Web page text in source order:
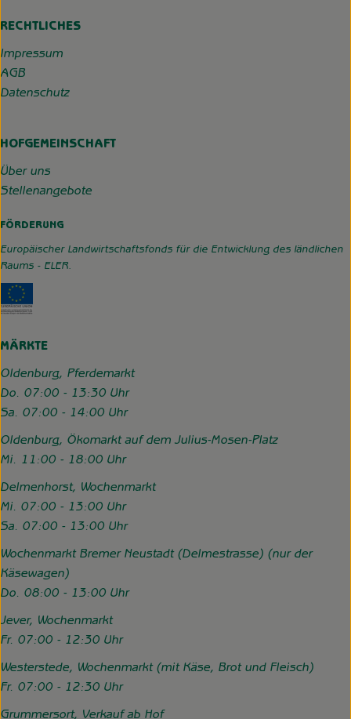
RECHTLICHES
Impressum
AGB
Datenschutz
HOFGEMEINSCHAFT
Über uns
Stellenangebote
FÖRDERUNG
Europäischer Landwirtschaftsfonds für die Entwicklung des ländlichen
Raums - ELER.
MÄRKTE
Oldenburg, Pferdemarkt
Do. 07:00 - 13:30 Uhr
Sa. 07:00 - 14:00 Uhr
Oldenburg, Ökomarkt auf dem Julius-Mosen-Platz
Mi. 11:00 - 18:00 Uhr
Delmenhorst, Wochenmarkt
Mi. 07:00 - 13:00 Uhr
Sa. 07:00 - 13:00 Uhr
Wochenmarkt Bremer Neustadt (Delmestrasse) (nur der
Käsewagen)
Do. 08:00 - 13:00 Uhr
Jever, Wochenmarkt
Fr. 07:00 - 12:30 Uhr
Westerstede, Wochenmarkt (mit Käse, Brot und Fleisch)
Fr. 07:00 - 12:30 Uhr
Grummersort, Verkauf ab Hof